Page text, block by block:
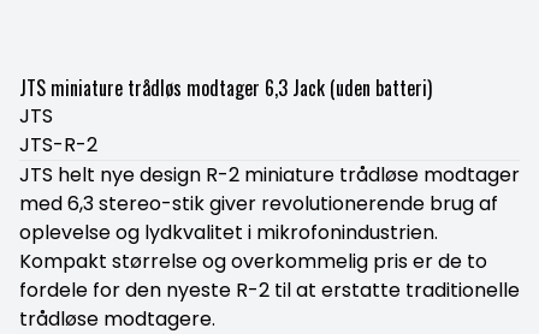
JTS miniature trådløs modtager 6,3 Jack (uden batteri)
JTS
JTS-R-2
JTS helt nye design R-2 miniature trådløse modtager
med 6,3 stereo-stik giver revolutionerende brug af
oplevelse og lydkvalitet i mikrofonindustrien.
Kompakt størrelse og overkommelig pris er de to
fordele for den nyeste R-2 til at erstatte traditionelle
trådløse modtagere.